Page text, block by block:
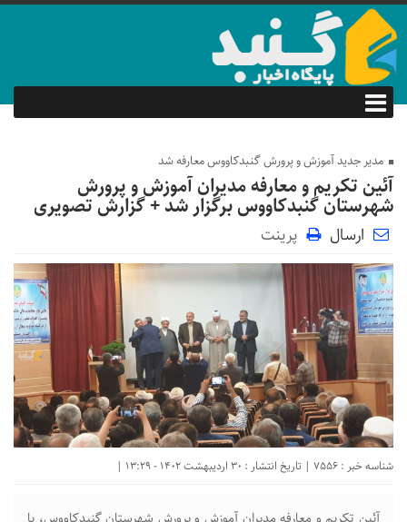
مدیر جدید آموزش و پرورش گنبدکاووس معارفه شد
آئین تکریم و معارفه مدیران آموزش و پرورش
شهرستان گنبدکاووس برگزار شد + گزارش تصویری
ارسال پرینت
شناسه خبر : 7556 | تاریخ انتشار : 30 اردیبهشت 1402 - 13:29 |